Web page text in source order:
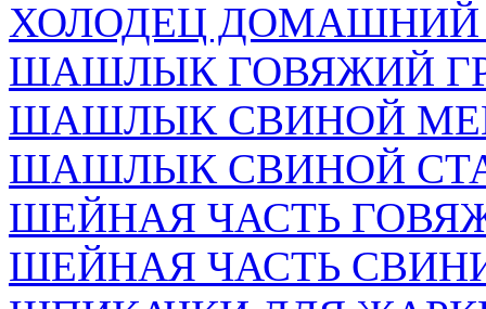
ХОЛОДЕЦ ДОМАШНИЙ
ШАШЛЫК ГОВЯЖИЙ
ШАШЛЫК СВИНОЙ
ШАШЛЫК СВИНОЙ
ШЕЙНАЯ ЧАСТЬ
ШЕЙНАЯ ЧАСТЬ